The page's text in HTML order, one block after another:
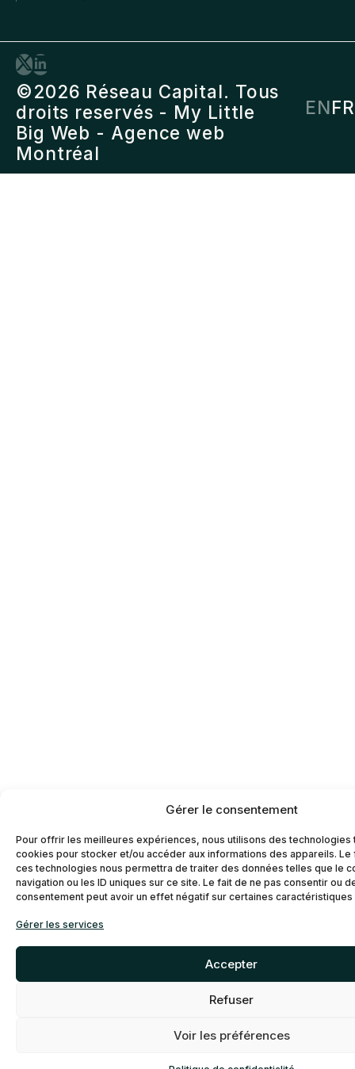
Gérer le consentement
Pour offrir les meilleures expériences, nous utilisons des technologies
cookies pour stocker et/ou accéder aux informations des appareils. Le
ces technologies nous permettra de traiter des données telles que le
navigation ou les ID uniques sur ce site. Le fait de ne pas consentir ou
consentement peut avoir un effet négatif sur certaines
Gérer les services
Accepter
Refuser
Voir les préférences
©2026 Réseau Capital. Tous
droits reservés - My Little
Big Web - Agence web
Montréal
ENFR